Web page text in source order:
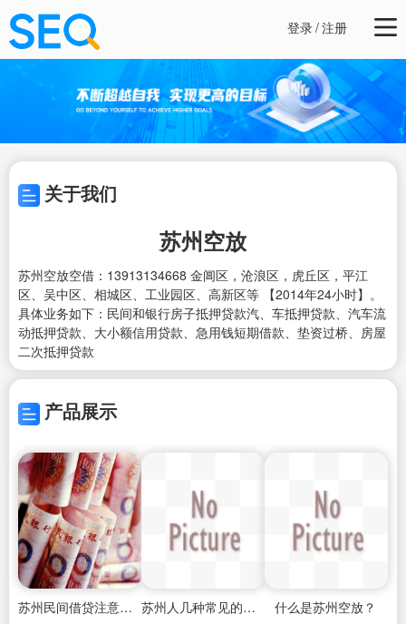
登录/注册
关于我们
苏州空放
苏州空放空借：13913134668 金阊区，沧浪区，虎丘区，平江
区、吴中区、相城区、工业园区、高新区等 【2014年24小时】。
具体业务如下：民间和银行房子抵押贷款汽、车抵押贷款、汽车流
动抵押贷款、大小额信用贷款、急用钱短期借款、垫资过桥、房屋
二次抵押贷款
产品展示
苏州民间借贷注意事项 苏州人几种常见的借钱方式 什么是苏州空放？